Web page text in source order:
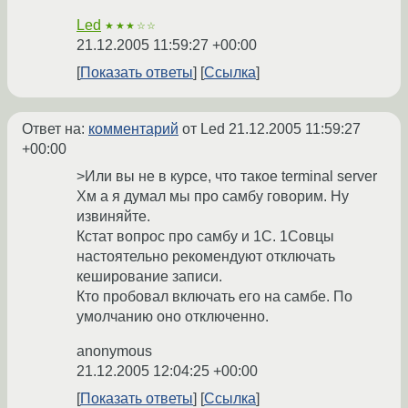
Led ★★★☆☆
21.12.2005 11:59:27 +00:00
Показать ответы
Ссылка
Ответ на: комментарий от Led 21.12.2005 11:59:27
+00:00
>Или вы не в курсе, что такое terminal server
Хм а я думал мы про самбу говорим. Ну
извиняйте.
Кстат вопрос про самбу и 1С. 1Совцы
настоятельно рекомендуют отключать
кеширование записи.
Кто пробовал включать его на самбе. По
умолчанию оно отключенно.
anonymous
21.12.2005 12:04:25 +00:00
Показать ответы
Ссылка